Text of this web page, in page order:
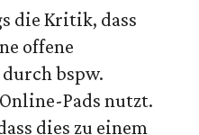
die Kritik, dass
offene
bspw.
Pads nutzt.
dies zu einem